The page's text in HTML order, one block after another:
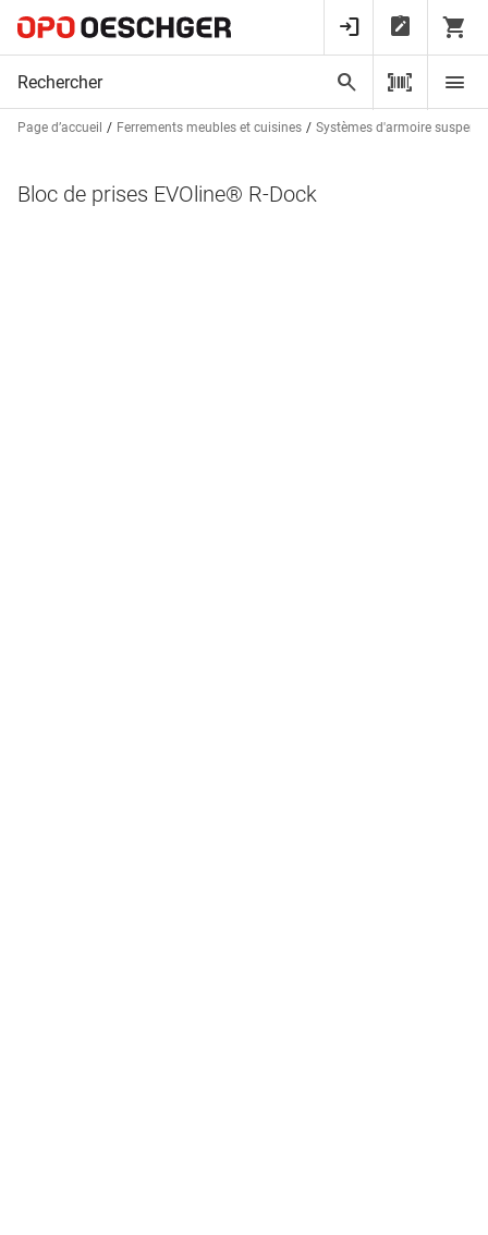
Page d’accueil Ferrements meubles et cuisines Systèmes d'armoire
Bloc de prises EVOline® R-Dock